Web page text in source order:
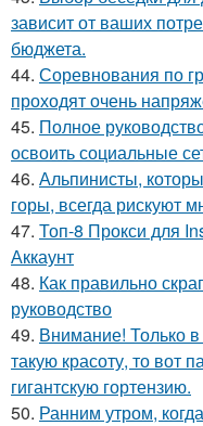
зависит от ваших
бюджета.
44. Соревнования по
проходят очень
45. Полное
освоить социальные
46. Альпинисты,
горы, всегда рискуют
47. Топ-8 Прокси для
Аккаунт
48. Как правильно
руководство
49. Внимание! Только
такую красоту, то вот
гигантскую гортензию.
50. Ранним утром,